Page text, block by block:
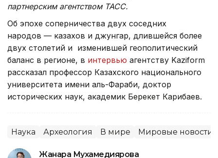
партнерским агентством ТАСС.
Об эпохе соперничества двух соседних
народов — казахов и джунгар, длившейся более
двух столетий и изменившей геополитический
баланс в регионе, в интервью агентству Kaziform
рассказал профессор Казахского национального
университета имени аль-Фараби, доктор
исторических наук, академик Берекет Карибаев.
Наука Археология В мире Мировые новости
Жанара Мухамедиярова